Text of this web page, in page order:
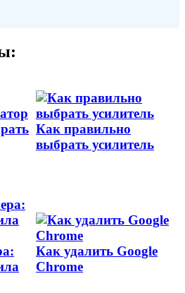
Как правильно
выбрать усилитель
Как удалить Google
Chrome